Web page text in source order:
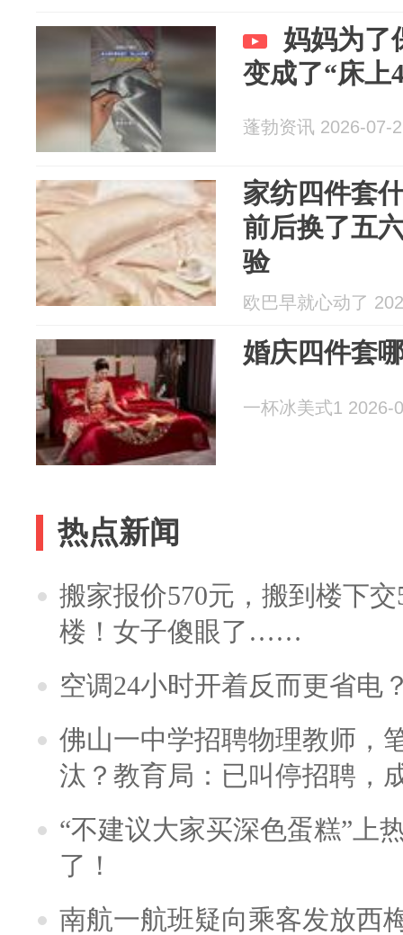
妈妈为了
变成了“床上
蓬勃资讯 2026-07-
家纺四件套
前后换了五
验
欧巴早就心动了
婚庆四件套
一杯冰美式1 2026-
热点新闻
搬家报价570元，搬到楼下
楼！女子傻眼了……
空调24小时开着反而更省电
佛山一中学招聘物理教师，
汰？教育局：已叫停招聘，
“不建议大家买深色蛋糕”上
了！
南航一航班疑向乘客发放西